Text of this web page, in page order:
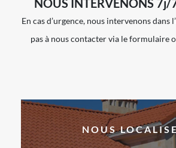
En cas d’urgence, nous intervenons dans
pas à nous contacter via le formulaire
NOUS